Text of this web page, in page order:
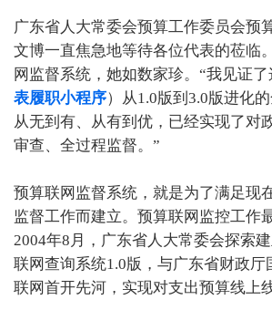
广东省人大常委会预算工作委员会预
文博一直焦急地等待各位代表的莅临
网监督系统，她如数家珍。“我见证
表履职小程序）从1.0版到3.0版进化
从无到有、从有到优，已经实现了对
审查、全过程监督。”
预算联网监督系统，就是为了满足现
监督工作而建立。预算联网监控工作
2004年8月，广东省人大常委会探索
联网查询系统1.0版，与广东省财政厅
联网首开先河，实现对支出预算线上